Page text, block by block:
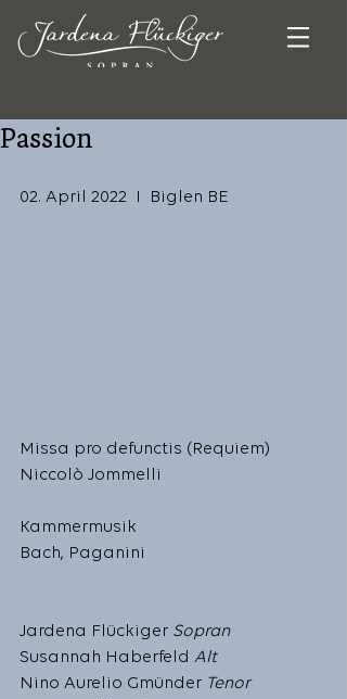
Passion
02. April 2022  I  Biglen BE
Missa pro defunctis (Requiem)
Niccolò Jommelli
Kammermusik
Bach, Paganini
Jardena Flückiger Sopran
Susannah Haberfeld Alt
Nino Aurelio Gmünder Tenor